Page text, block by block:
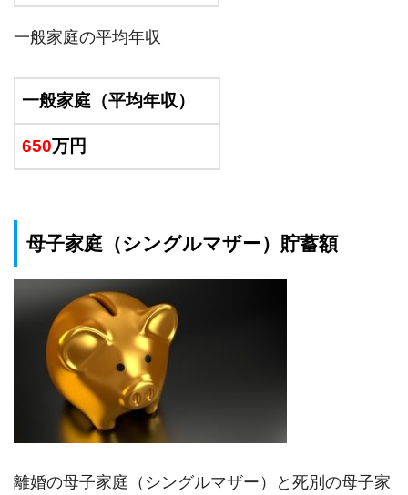
一般家庭の平均年収
一般家庭（平均年収）
650万円
母子家庭（シングルマザー）貯蓄額
離婚の母子家庭（シングルマザー）と死別の母子家